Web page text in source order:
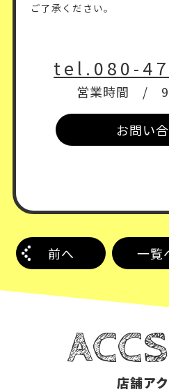
ご了承ください。
tel.080-
営業時間 /
お問い
前へ 一覧
店舗ア